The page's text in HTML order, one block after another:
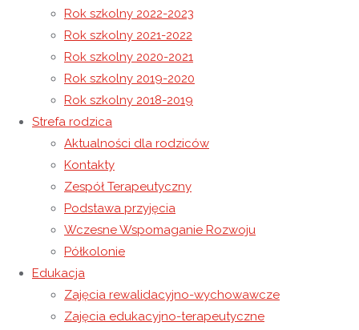
Rok szkolny 2022-2023
Rok szkolny 2021-2022
Rok szkolny 2020-2021
Rok szkolny 2019-2020
Rok szkolny 2018-2019
Strefa rodzica
Aktualności dla rodziców
Kontakty
Zespół Terapeutyczny
Podstawa przyjęcia
Wczesne Wspomaganie Rozwoju
Półkolonie
Edukacja
Zajęcia rewalidacyjno-wychowawcze
Zajęcia edukacyjno-terapeutyczne
23 października 202023 października 2020
Strona główna Rok szkolny 2020-2021
roku na Placu św. Piotra w Watykanie odbyła się uroczysta
inauguracja pontyfikatu Jana Pawła II.
Europejski Dzień Seniora
Ogródek sensoryczny
23 października 202023 października 2020
Na uroczystość przybyły tłumy wiernych, w tym wieku
Polaków. Uczestniczyło w niej 112 kardynałów, przełożeni
zakonni, przedstawiciele ponad 20 Kościołów
chrześcijańskich oraz oficjalne reprezentacje 106 państw i 15
organizacji międzynarodowych.